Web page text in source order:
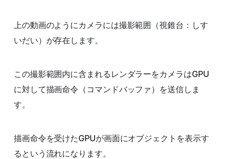
上の動画のようにカメラには撮影範囲（視錐台：しす
いだい）が存在します。
この撮影範囲内に含まれるレンダラーをカメラはGPU
に対して描画命令（コマンドバッファ）を送信しま
す。
描画命令を受けたGPUが画面にオブジェクトを表示す
るという流れになります。